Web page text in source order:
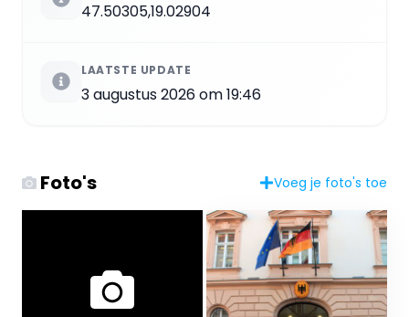
47.50305,19.02904
LAATSTE UPDATE
3 augustus 2026 om 19:46
Foto's Voeg je foto's toe